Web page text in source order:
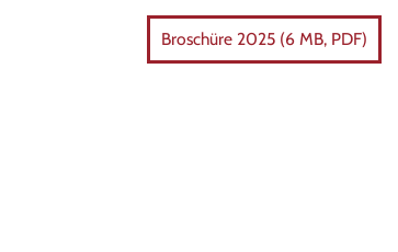
Broschüre 2025 (6 MB, PDF)